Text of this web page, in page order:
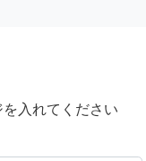
入れてください